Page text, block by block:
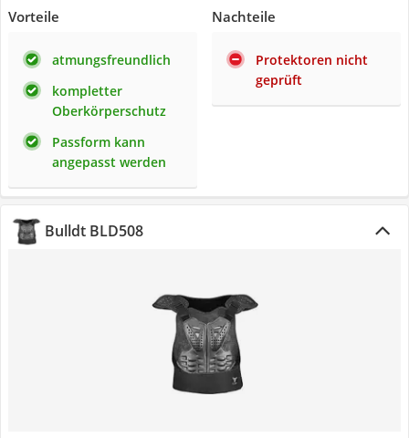
Vorteile
atmungsfreundlich
kompletter
Oberkörperschutz
Passform kann
angepasst werden
Nachteile
Protektoren nicht
geprüft
Bulldt BLD508